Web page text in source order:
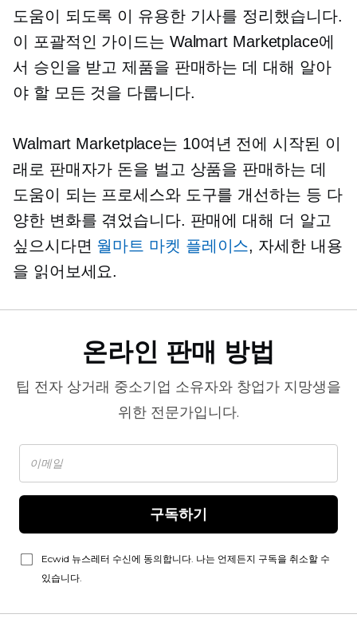
도움이 되도록 이 유용한 기사를 정리했습니다.
이 포괄적인 가이드는 Walmart Marketplace에
서 승인을 받고 제품을 판매하는 데 대해 알아
야 할 모든 것을 다룹니다.
Walmart Marketplace는 10여년 전에 시작된 이
래로 판매자가 돈을 벌고 상품을 판매하는 데
도움이 되는 프로세스와 도구를 개선하는 등 다
양한 변화를 겪었습니다. 판매에 대해 더 알고
싶으시다면 월마트 마켓 플레이스, 자세한 내용
을 읽어보세요.
온라인 판매 방법
팁 전자 상거래 중소기업 소유자와 창업가 지망생을
위한 전문가입니다.
구독하기
Ecwid 뉴스레터 수신에 동의합니다. 나는 언제든지 구독을 취소할 수
있습니다.